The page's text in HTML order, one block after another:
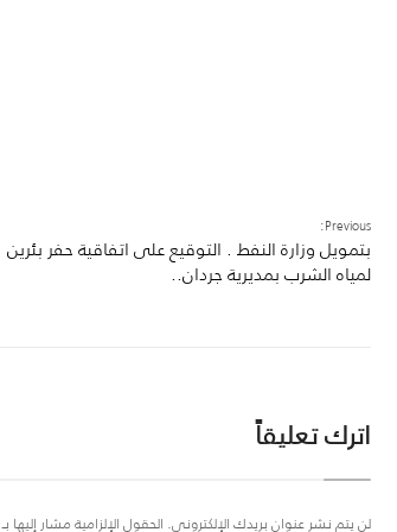
Previous:
بتمويل وزارة النفط . التوقيع على اتفاقية حفر بئرين
لمياه الشرب بمديرية جردان..
اترك تعليقاً
لن يتم نشر عنوان بريدك الإلكتروني. الحقول الإلزامية مشار إليها بـ